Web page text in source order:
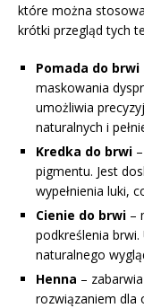
które można
krótki przegląd tych
Pomada do brwi
maskowania
umożliwia
naturalnych i
Kredka do brwi
pigmentu. Jest
wypełnienia luki,
Cienie do brwi –
podkreślenia
naturalnego
Henna –
rozwiązaniem dla